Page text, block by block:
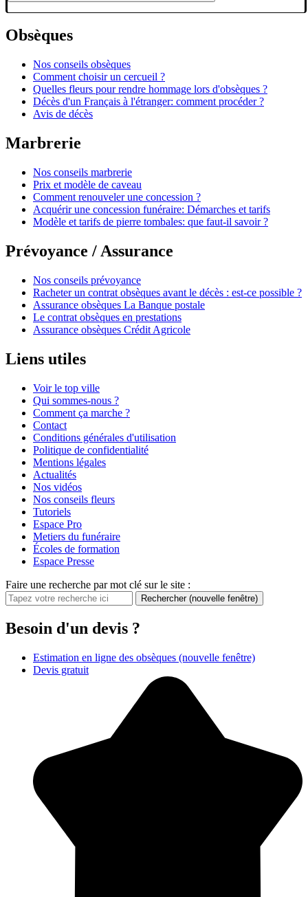
Obsèques
Nos conseils obsèques
Comment choisir un cercueil ?
Quelles fleurs pour rendre hommage lors d'obsèques ?
Décès d'un Français à l'étranger: comment procéder ?
Avis de décès
Marbrerie
Nos conseils marbrerie
Prix et modèle de caveau
Comment renouveler une concession ?
Acquérir une concession funéraire: Démarches et tarifs
Modèle et tarifs de pierre tombales: que faut-il savoir ?
Prévoyance / Assurance
Nos conseils prévoyance
Racheter un contrat obsèques avant le décès : est-ce possible ?
Assurance obsèques La Banque postale
Le contrat obsèques en prestations
Assurance obsèques Crédit Agricole
Liens utiles
Voir le top ville
Qui sommes-nous ?
Comment ça marche ?
Contact
Conditions générales d'utilisation
Politique de confidentialité
Mentions légales
Actualités
Nos vidéos
Nos conseils fleurs
Tutoriels
Espace Pro
Metiers du funéraire
Écoles de formation
Espace Presse
Faire une recherche par mot clé sur le site :
Rechercher (nouvelle fenêtre)
Besoin d'un devis ?
Estimation en ligne des obsèques (nouvelle fenêtre)
Devis gratuit